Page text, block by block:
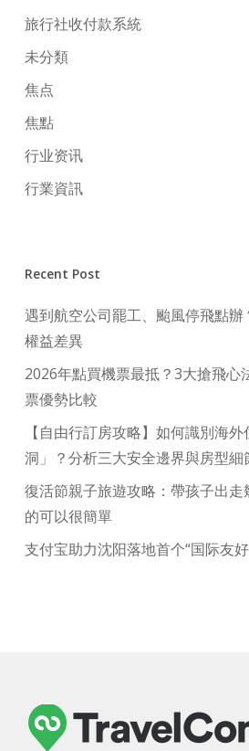
旅行社收付款系統
未分類
焦点
焦點
行业资讯
行業資訊
Recent Post
遇到航空公司罷工、颱風停飛點
權益差異
2026年點買機票最抵？3大搶飛心
票優勢比較
【自由行訂房攻略】如何識別海
洞」？分析三大安全邊界與房型細
復活節親子旅遊攻略：帶孩子出
的可以很簡單
支付宝助力沈阳落地首个“国际友